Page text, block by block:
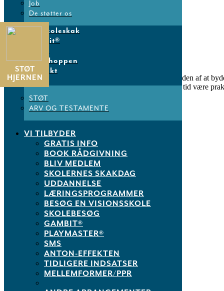
STØT
HJERNEN
Job
De støtter os
Mit Skoleskak
Gambit®
Skakshoppen
Kontakt
Støt
STØT
ARV OG TESTAMENTE
VI TILBYDER
GRATIS INFO
BOOK RÅDGIVNING
BLIV MEDLEM
SKOLERNES SKAKDAG
UDDANNELSE
LÆRINGSPROGRAMMER
BESØG EN VISIONSSKOLE
SKOLEBESØG
GAMBIT®
PLAYMASTER®
SMS
ANTON-EFFEKTEN
TIDLIGERE INDSATSER
MELLEMFORMER/PPR
Posted at 13:52hin
Share
I denne uge har vi på skoleskakkens landskontor glæden af at
Communication program. Hun skal det næste stykke tid være
Read More
Seneste indlæg
Et godt træk for trivsel
Tjele starter søndag
Sommeråbent i SHHM
Landsfinale over 2 dage
MINDEORD – PETER DÜRRFELD
Arkiv
DM i skoleskak & læringsfestival
Ikke kategoriseret
Inspiration
Kommunemesterskab
NM Skoleskak